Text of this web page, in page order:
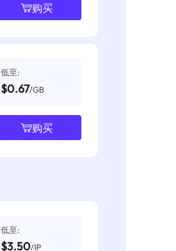
购买
低至:
$0.67/GB
购买
低至:
$3.50/IP